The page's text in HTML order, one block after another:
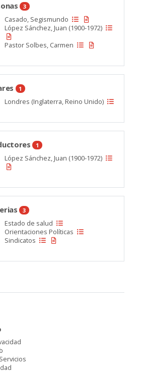
3
Casado, Segismundo
López Sánchez, Juan (1900-1972)
Pastor Solbes, Carmen
1
Londres (Inglaterra, Reino Unido)
1
López Sánchez, Juan (1900-1972)
3
Estado de salud
Orientaciones Políticas
Sindicatos